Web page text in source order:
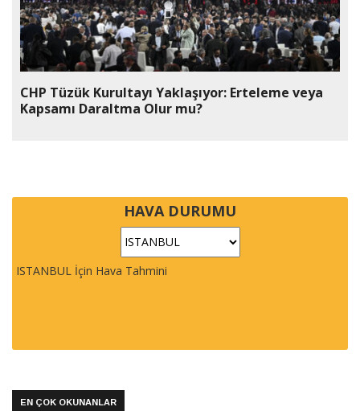
CHP Tüzük Kurultayı Yaklaşıyor: Erteleme veya
Kapsamı Daraltma Olur mu?
HAVA DURUMU
ISTANBUL İçin Hava Tahmini
EN ÇOK OKUNANLAR